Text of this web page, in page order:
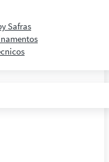
Safras